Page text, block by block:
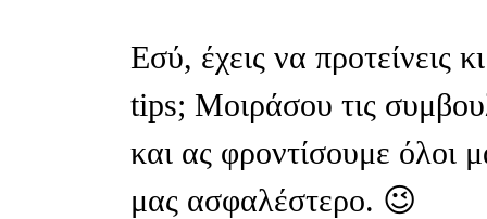
Εσύ, έχεις να προτείνεις
tips; Μοιράσου τις
και ας φροντίσουμε όλοι
μας ασφαλέστερο. 😉